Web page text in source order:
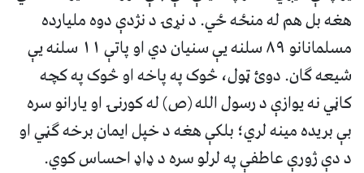
هغه بل هم له منځه ځي. د نړۍ د نژدې دوه ملیارده
مسلمانانو ۸۹ سلنه یې سنیان دي او پاتې ۱۱ سلنه یې
شیعه ګان. دوئ ټول، څوک په پاخه او څوک په کچه
کاڼي نه یوازې د رسول الله (ص) له کورنۍ او یارانو سره
بې بریده مینه لري؛ بلکې هغه د خپل ایمان برخه ګڼي او
د دې ژورې عاطفې په لرلو سره د ډاډ احساس کوي.